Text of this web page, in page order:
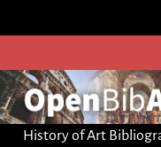
History of Art